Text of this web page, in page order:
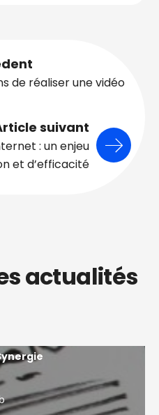
de réaliser une vidéo
suivant
: un enjeu
et d’efficacité
actualités